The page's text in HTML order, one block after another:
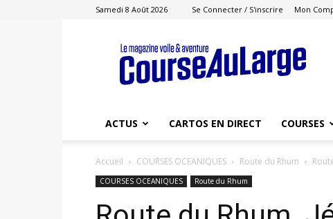
Samedi 8 Août 2026 Se Connecter / S'inscrire Mon
Course
au
Large
ACTUS CARTOS EN DIRECT COURSES
Accueil COURSES OCEANIQUES Route du Rhum
COURSES OCEANIQUES Route du Rhum